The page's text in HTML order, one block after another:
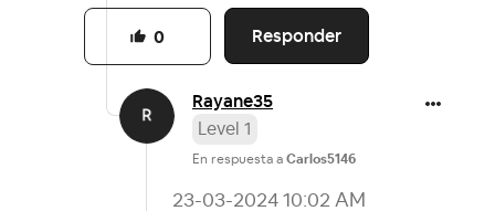
Responder
0
Rayane35
Level 1
En respuesta a Carlos5146
‎23-03-2024 10:02 AM